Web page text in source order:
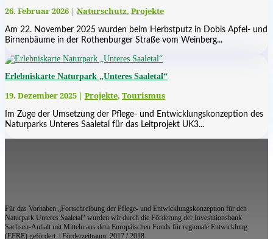
26. Februar 2026 | Naturschutz, Projekte
Am 22. November 2025 wurden beim Herbstputz in Dobis Apfel- und
Birnenbäume in der Rothenburger Straße vom Weinberg...
Erlebniskarte Naturpark „Unteres Saaletal“
19. Dezember 2025 | Projekte, Tourismus
Im Zuge der Umsetzung der Pflege- und Entwicklungskonzeption des
Naturparks Unteres Saaletal für das Leitprojekt UK3...
Für das Vorhaben „Fortschreibung der Pflege- und Entwicklungskonzeption für den
Naturpark Unteres Saaletal“ wurden wir durch die Förderung der Investitionsbank
Sachsen-Anhalt mit Mitteln aus dem Europäischen Fonds für regionale Entwicklung
(EFRE) gefördert. | Förderzeitraum: 2017 / 2018